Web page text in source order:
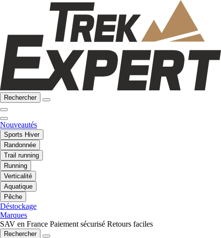
Rechercher
Nouveautés
Sports Hiver
Randonnée
Trail running
Running
Verticalité
Aquatique
Pêche
Déstockage
Marques
SAV en France Paiement sécurisé Retours faciles
Rechercher